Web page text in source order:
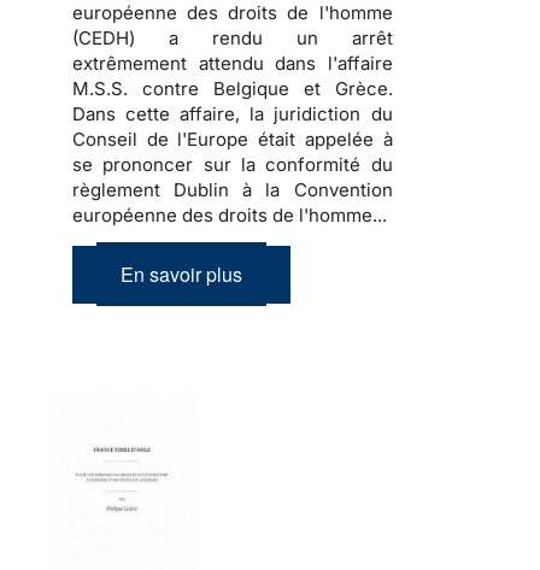
européenne des droits de l'homme
(CEDH) a rendu un arrêt
extrêmement attendu dans l'affaire
M.S.S. contre Belgique et Grèce.
Dans cette affaire, la juridiction du
Conseil de l'Europe était appelée à
se prononcer sur la conformité du
règlement Dublin à la Convention
européenne des droits de l'homme...
En savoir plus